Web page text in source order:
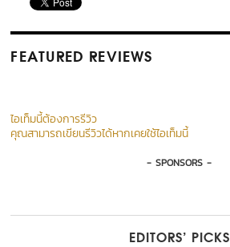
FEATURED REVIEWS
ไอเท็มนี้ต้องการรีวิว
คุณสามารถเขียนรีวิวได้หากเคยใช้ไอเท็มนี้
- SPONSORS -
EDITORS’ PICKS